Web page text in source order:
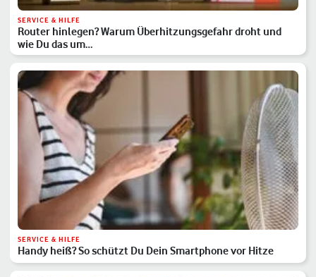
SERVICE & HILFE
Router hinlegen? Warum Überhitzungsgefahr droht und
wie Du das um…
SERVICE & HILFE
Handy heiß? So schützt Du Dein Smartphone vor Hitze